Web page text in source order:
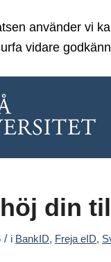
använder vi
vidare
din
/ i BankID, Freja eID,